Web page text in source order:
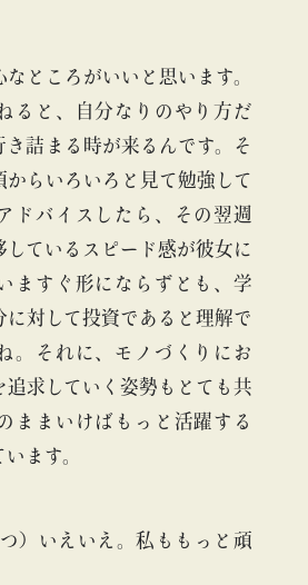
ところがいいと思います。
ると、自分なりのやり方だ
き詰まる時が来るんです。そ
からいろいろと見て勉強して
ドバイスしたら、その翌週
しているスピード感が彼女に
ますぐ形にならずとも、学
に対して投資であると理解で
。それに、モノづくりにお
追求していく姿勢もとても共
ままいけばもっと活躍する
ます。
）いえいえ。私ももっと頑